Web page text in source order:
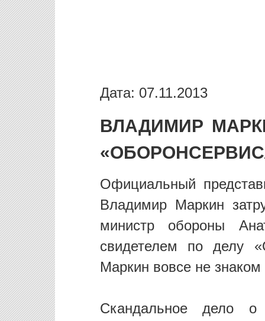
Дата: 07.11.2013
ВЛАДИМИР
Официальный
Владимир Маркин
министр обороны
свидетелем по делу
Маркин вовсе не
Скандальное дело о